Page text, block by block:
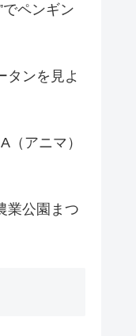
でペンギン
タンを見よ
（アニマ）
業公園まつ